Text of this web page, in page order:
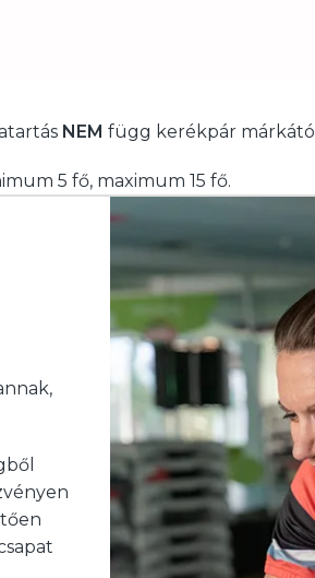
NEM függ kerékpár
5 fő, maximum 15 fő.